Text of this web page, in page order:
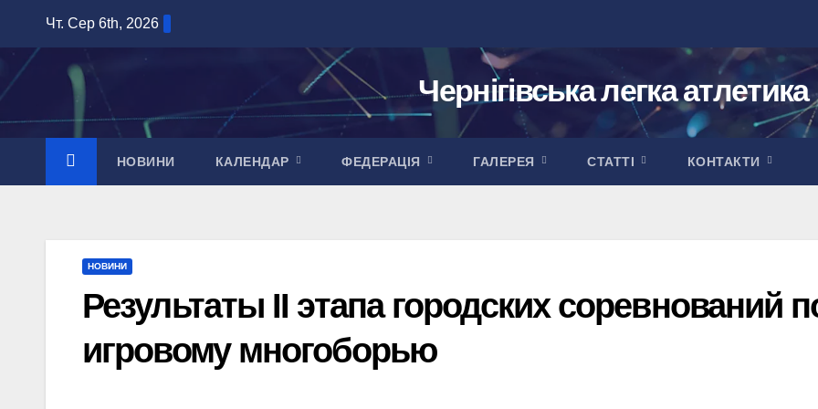
вмісту
Чт. Сер 6th, 2026
Чернігівська легка атлетика
НОВИНИ КАЛЕНДАР ФЕДЕРАЦІЯ ГАЛЕРЕЯ СТАТТІ КОНТАКТИ
НОВИНИ
Результаты II этапа городских соревнований
игровому многоборью